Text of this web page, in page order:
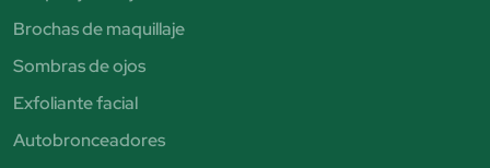
Brochas de maquillaje
Sombras de ojos
Exfoliante facial
Autobronceadores